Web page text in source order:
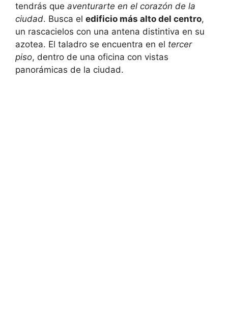
tendrás que aventurarte en el corazón de la
ciudad. Busca el edificio más alto del centro,
un rascacielos con una antena distintiva en su
azotea. El taladro se encuentra en el tercer
piso, dentro de una oficina con vistas
panorámicas de la ciudad.